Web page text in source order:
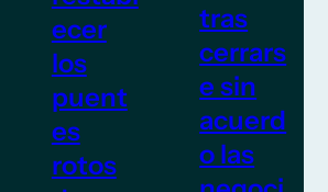
ecer
los
puent
es
rotos
tras
cerrars
e sin
acuerd
o las